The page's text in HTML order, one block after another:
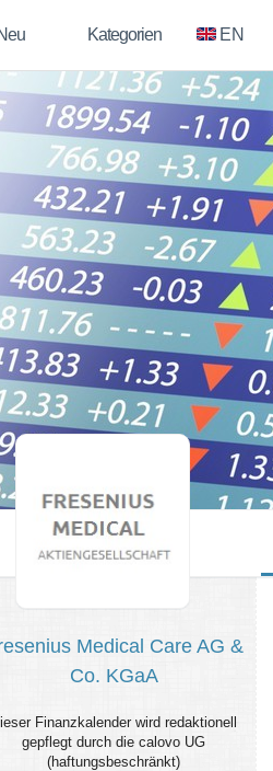
Kategorien EN
Medical Care AG &
Co. KGaA
Finanzkalender wird redaktionell
gepflegt durch die calovo UG
(haftungsbeschränkt)